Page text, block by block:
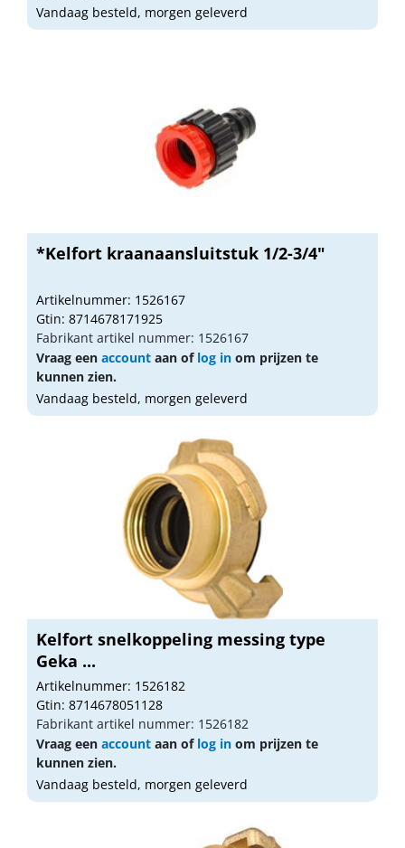
Vandaag besteld, morgen geleverd
*Kelfort kraanaansluitstuk 1/2-3/4"
Artikelnummer: 1526167
Gtin: 8714678171925
Fabrikant artikel nummer: 1526167
Vraag een account aan of log in om prijzen te
kunnen zien.
Vandaag besteld, morgen geleverd
Kelfort snelkoppeling messing type
Geka ...
Artikelnummer: 1526182
Gtin: 8714678051128
Fabrikant artikel nummer: 1526182
Vraag een account aan of log in om prijzen te
kunnen zien.
Vandaag besteld, morgen geleverd